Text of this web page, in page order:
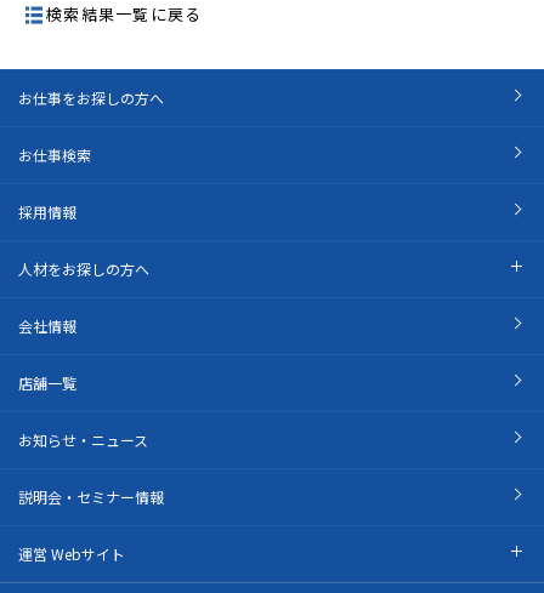
検索結果一覧に戻る
お仕事をお探しの方へ
お仕事検索
採用情報
人材をお探しの方へ
会社情報
店舗一覧
お知らせ・ニュース
説明会・セミナー情報
運営 Webサイト